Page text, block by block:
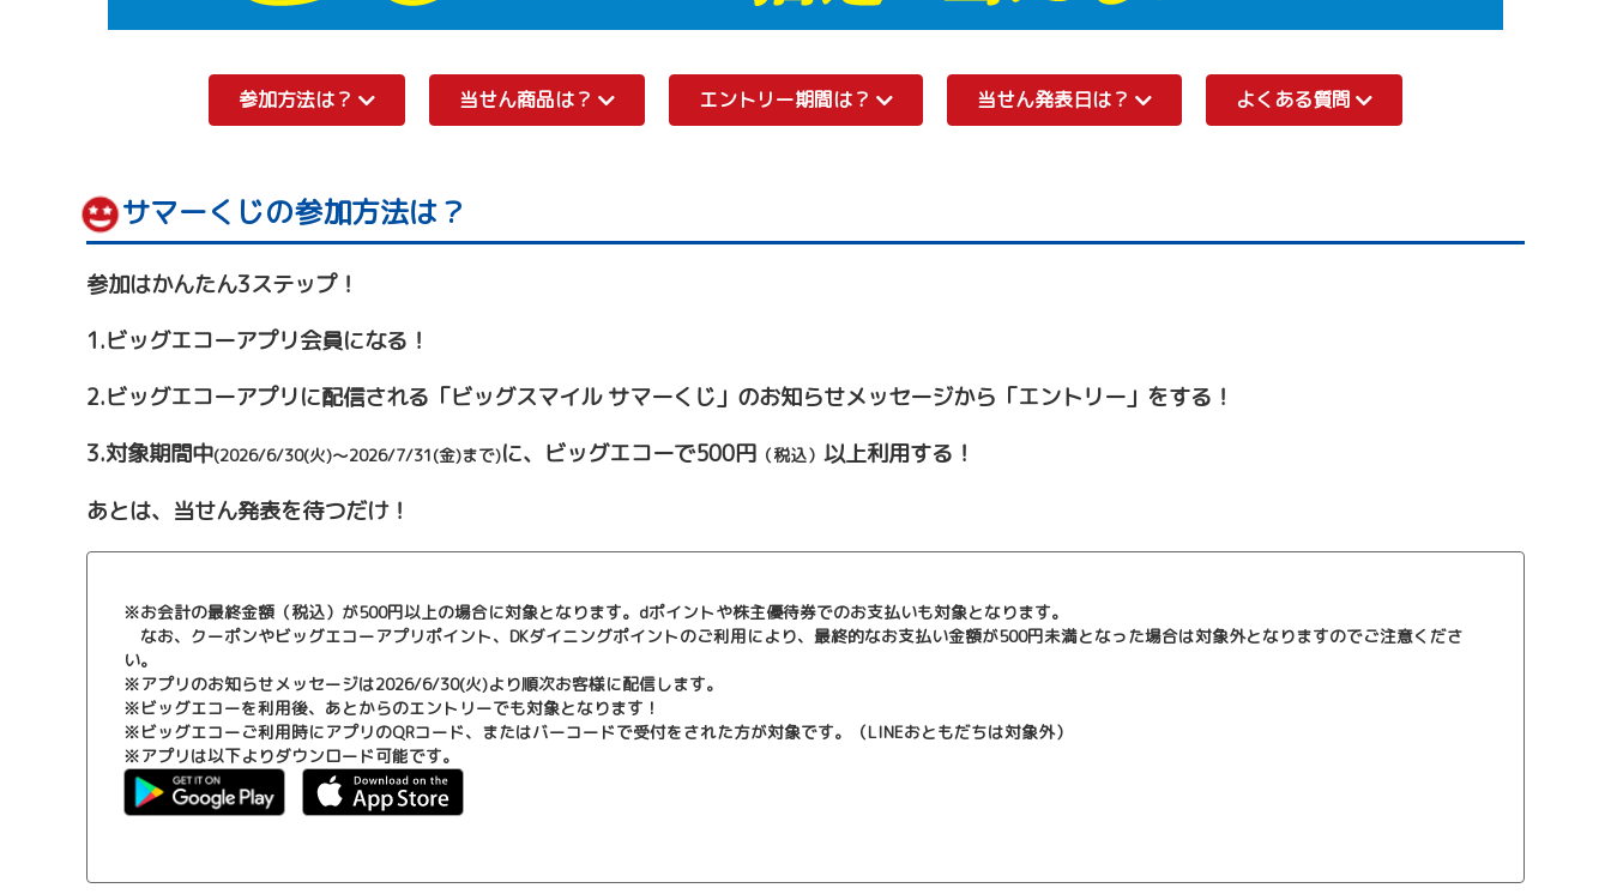
参加方法は？ 当せん商品は？ エントリー期間は？ 当せん発表日は？ よくある質問
サマーくじの参加方法は？
参加はかんたん3ステップ！
1.ビッグエコーアプリ会員になる！
2.ビッグエコーアプリに配信される「ビッグスマイル サマーくじ」のお知らせメッセージから「エントリー」をする！
3.対象期間中(2026/6/30(火)～2026/7/31(金)まで)に、ビッグエコーで500円 （税込） 以上利用する！
あとは、当せん発表を待つだけ！
※お会計の最終金額（税込）が500円以上の場合に対象となります。dポイントや株主優待券でのお支払いも対象となります。
なお、クーポンやビッグエコーアプリポイント、DKダイニングポイントのご利用により、最終的なお支払い金額が500円未満となった場合は対象外となりますのでご注意くださ
い。
※アプリのお知らせメッセージは2026/6/30(火)より順次お客様に配信します。
※ビッグエコーを利用後、あとからのエントリーでも対象となります！
※ビッグエコーご利用時にアプリのQRコード、またはバーコードで受付をされた方が対象です。（LINEおともだちは対象外）
※アプリは以下よりダウンロード可能です。